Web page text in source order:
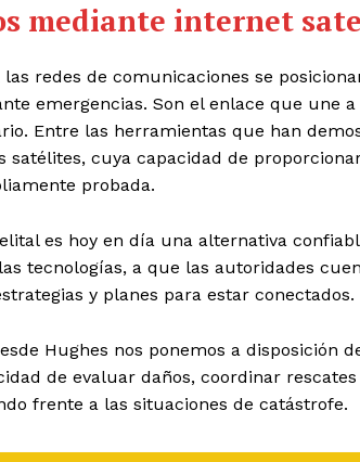
mediante internet
las redes de comunicaciones se
emergencias. Son el enlace que une
Entre las herramientas que han
satélites, cuya capacidad de
probada.
es hoy en día una alternativa
tecnologías, a que las autoridades
y planes para estar conectados.
Hughes nos ponemos a disposición
de evaluar daños, coordinar
frente a las situaciones de catástrofe.